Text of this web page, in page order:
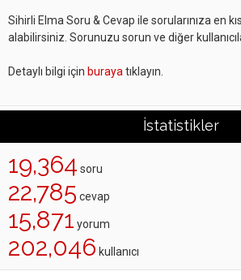
Sihirli Elma Soru & Cevap ile sorularınıza en
alabilirsiniz. Sorunuzu sorun ve diğer
Detaylı bilgi için buraya tıklayın.
İstatistikler
19,364 soru
22,785 cevap
15,871 yorum
202,046 kullanıcı